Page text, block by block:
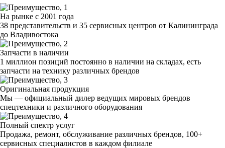
На рынке с 2001 года
38 представительств и 35 сервисных центров от Калининграда
до Владивостока
Запчасти в наличии
1 миллион позиций постоянно в наличии на складах, есть
запчасти на технику различных брендов
Оригинальная продукция
Мы — официальный дилер ведущих мировых брендов
спецтехники и различного оборудования
Полный спектр услуг
Продажа, ремонт, обслуживание различных брендов, 100+
сервисных специалистов в каждом филиале